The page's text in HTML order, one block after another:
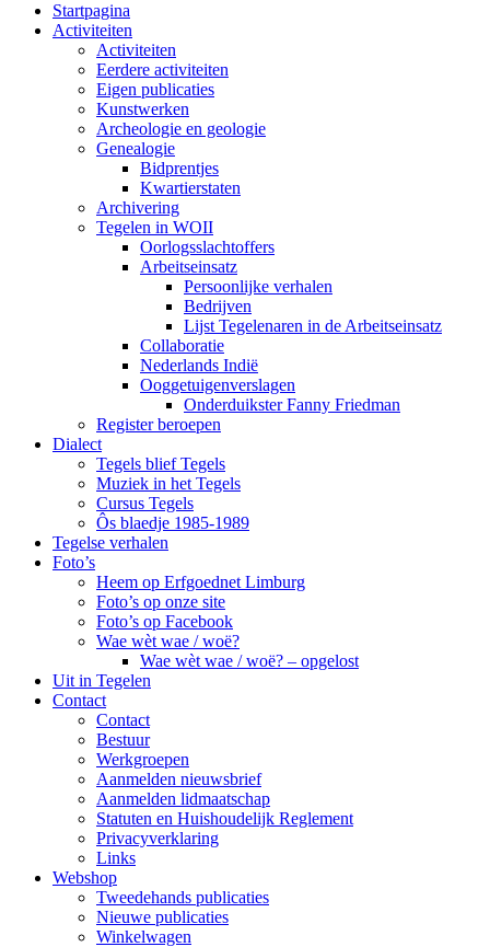
Startpagina
Activiteiten
Activiteiten
Eerdere activiteiten
Eigen publicaties
Kunstwerken
Archeologie en geologie
Genealogie
Bidprentjes
Kwartierstaten
Archivering
Tegelen in WOII
Oorlogsslachtoffers
Arbeitseinsatz
Persoonlijke verhalen
Bedrijven
Lijst Tegelenaren in de Arbeitseinsatz
Collaboratie
Nederlands Indië
Ooggetuigenverslagen
Onderduikster Fanny Friedman
Register beroepen
Dialect
Tegels blief Tegels
Muziek in het Tegels
Cursus Tegels
Ôs blaedje 1985-1989
Tegelse verhalen
Foto’s
Heem op Erfgoednet Limburg
Foto’s op onze site
Foto’s op Facebook
Wae wèt wae / woë?
Wae wèt wae / woë? – opgelost
Uit in Tegelen
Contact
Contact
Bestuur
Werkgroepen
Aanmelden nieuwsbrief
Aanmelden lidmaatschap
Statuten en Huishoudelijk Reglement
Privacyverklaring
Links
Webshop
Tweedehands publicaties
Nieuwe publicaties
Winkelwagen